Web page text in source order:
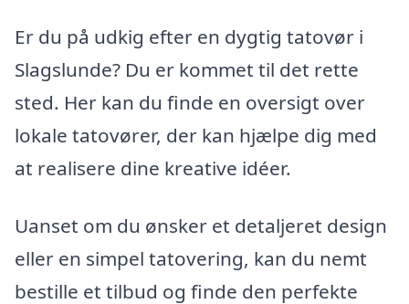
Er du på udkig efter en dygtig tatovør i
Slagslunde? Du er kommet til det rette
sted. Her kan du finde en oversigt over
lokale tatovører, der kan hjælpe dig med
at realisere dine kreative idéer.
Uanset om du ønsker et detaljeret design
eller en simpel tatovering, kan du nemt
bestille et tilbud og finde den perfekte